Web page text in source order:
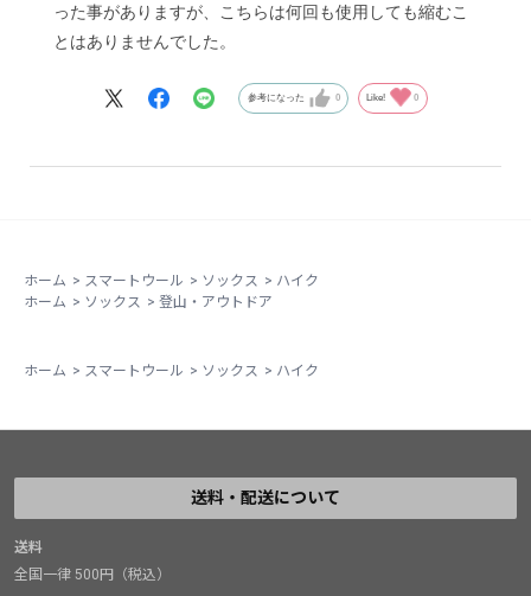
った事がありますが、こちらは何回も使用しても縮むこ
とはありませんでした。
参考になった 0 Like! 0
ホーム > スマートウール > ソックス > ハイク
ホーム > ソックス > 登山・アウトドア
ホーム > スマートウール > ソックス > ハイク
送料・配送について
送料
全国一律 500円（税込）